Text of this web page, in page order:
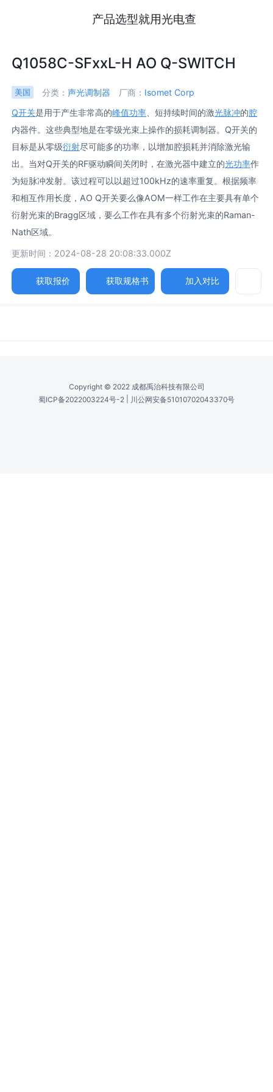
产品选型就用光电查
Q1058C-SFxxL-H AO Q-SWITCH
美国 分类： 声光调制器 厂商： Isomet Corp
Q开关是用于产生非常高的峰值功率 、短持续时间的激光脉冲的腔
内器件。这些典型地是在零级光束上操作的损耗调制器。Q开关的
目标是从零级衍射尽可能多的功率，以增加腔损耗并消除激光输
出。当对Q开关的RF驱动瞬间关闭时，在激光器中建立的光功率作
为短脉冲发射。该过程可以以超过100kHz的速率重复。根据频率
和相互作用长度，AO Q开关要么像AOM一样工作在主要具有单个
衍射光束的Bragg区域，要么工作在具有多个衍射光束的Raman-
Nath区域。
更新时间：2024-08-28 20:08:33.000Z
获取报价 获取规格书 加入对比
Copyright © 2022 成都禹治科技有限公司
蜀ICP备2022003224号-2
川公网安备51010702043370号